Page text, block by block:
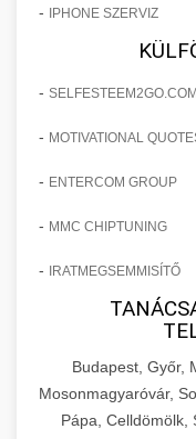
- IPHONE SZERVIZ
- SELFESTEEM2GO.COM
- MOTIVATIONAL
- ENTERCOM GROUP
- MMC CHIPTUNING
- IRATMEGSEMMISÍTŐ
Budapest, Győr,
Mosonmagyaróvár,
Pápa, Celldömölk,